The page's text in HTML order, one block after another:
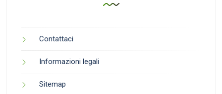
Contattaci
Informazioni legali
Sitemap